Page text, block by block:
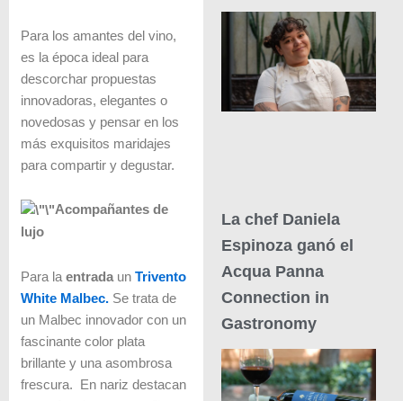
Para los amantes del vino,
es la época ideal para
descorchar propuestas
innovadoras, elegantes o
novedosas y pensar en los
más exquisitos maridajes
para compartir y degustar.
Acompañantes de
lujo
Para la entrada un Trivento
White Malbec.Se trata de
un Malbec innovador con un
fascinante color plata
brillante y una asombrosa
frescura. En nariz destacan
La chef Daniela
Espinoza ganó el
Acqua Panna
Connection in
Gastronomy